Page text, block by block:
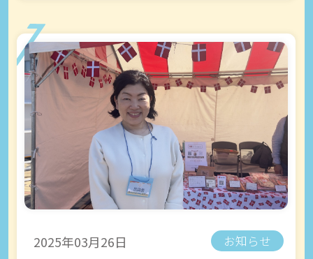
2025年03月26日 お知らせ